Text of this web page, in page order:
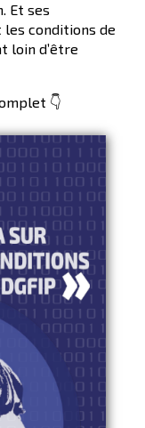
Et ses
les conditions de
loin d’être
👇